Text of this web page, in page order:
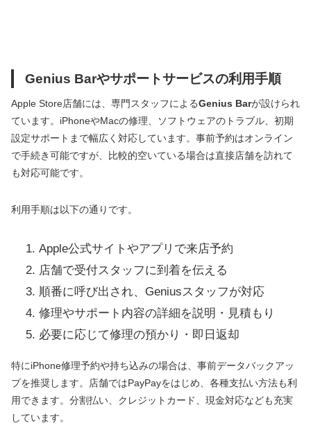
Genius Barやサポートサービスの利用手順
Apple Store店舗には、専門スタッフによるGenius Barが設けられ
ています。iPhoneやMacの修理、ソフトウェアのトラブル、初期
設定サポートまで幅広く対応しています。事前予約はオンライン
で手続き可能ですが、比較的空いている場合は直接店舗を訪れて
も対応可能です。
利用手順は以下の通りです。
Apple公式サイトやアプリで来店予約
店舗で受付スタッフに到着を伝える
順番に呼び出され、Geniusスタッフが対応
修理やサポート内容の詳細を説明・見積もり
必要に応じて修理の預かり・即日返却
特にiPhone修理予約や持ち込みの場合は、事前データバックアッ
プを推奨します。店舗ではPayPayをはじめ、各種支払い方法も利
用できます。分割払い、クレジットカード、現金対応なども充実
しています。